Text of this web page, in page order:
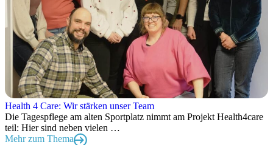
Health 4 Care: Wir stärken unser Team
Die Tagespflege am alten Sportplatz nimmt am Projekt Health4care
teil: Hier sind neben vielen …
Mehr zum Thema